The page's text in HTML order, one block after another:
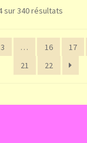
sur 340 résultats
3 … 16 17
21
22